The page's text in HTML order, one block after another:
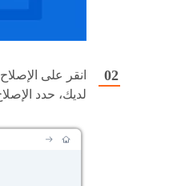
انقر على
لديك، حدد